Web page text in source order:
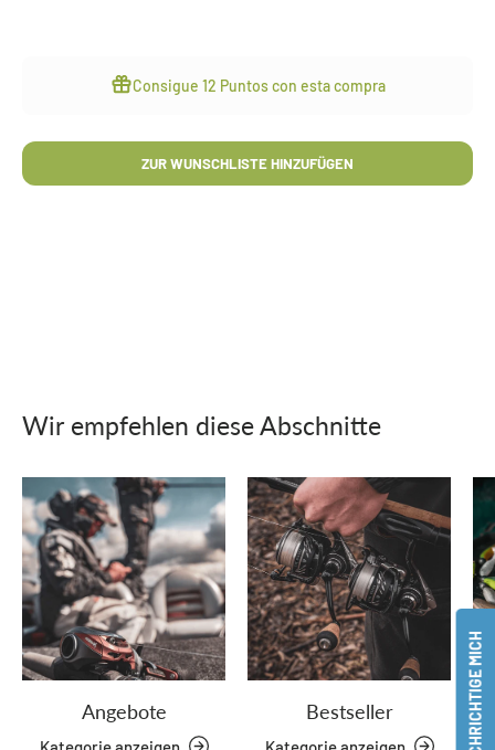
Consigue 12 Puntoscon esta compra
ZUR WUNSCHLISTE HINZUFÜGEN
Wir empfehlen diese Abschnitte
Angebote Bestseller BENACHRICHTIGE MICH